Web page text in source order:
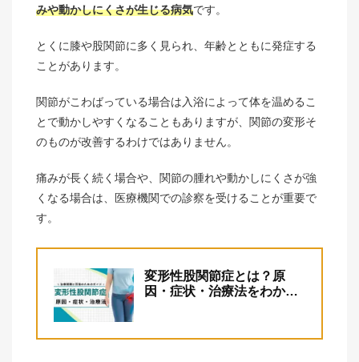
みや動かしにくさが生じる病気です。
とくに膝や股関節に多く見られ、年齢とともに発症する
ことがあります。
関節がこわばっている場合は入浴によって体を温めるこ
とで動かしやすくなることもありますが、関節の変形そ
のものが改善するわけではありません。
痛みが長く続く場合や、関節の腫れや動かしにくさが強
くなる場合は、医療機関での診察を受けることが重要で
す。
変形性股関節症とは？原
因・症状・治療法をわかり